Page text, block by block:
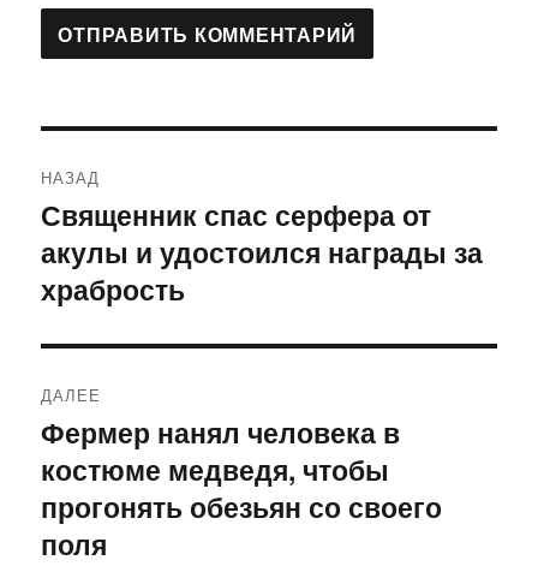
по
записям
НАЗАД
Предыдущая
запись:
Священник спас серфера от
акулы и удостоился награды за
храбрость
ДАЛЕЕ
Следующая
запись:
Фермер нанял человека в
костюме медведя, чтобы
прогонять обезьян со своего
поля